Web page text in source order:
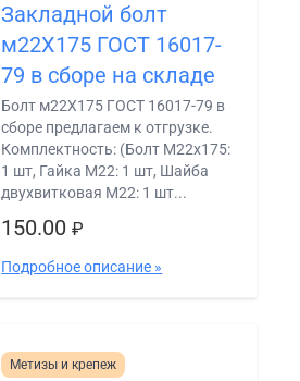
Закладной болт
м22Х175 ГОСТ 16017-
79 в сборе на складе
Болт м22Х175 ГОСТ 16017-79 в
сборе предлагаем к отгрузке.
Комплектность: (Болт М22х175:
1 шт, Гайка М22: 1 шт, Шайба
двухвитковая М22: 1 шт...
150.00₽
Подробное описание »
Метизы и крепеж